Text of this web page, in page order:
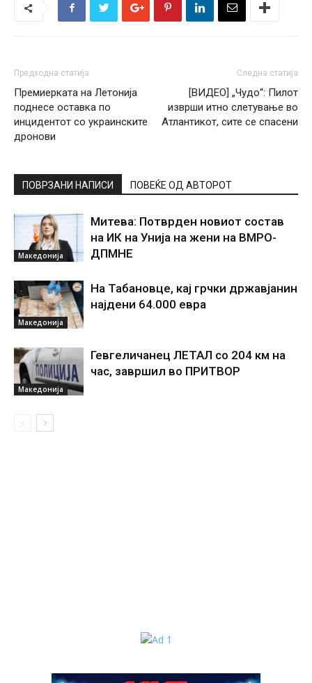
Предходна статија
Премиерката на Летонија
поднесе оставка по
инцидентот со украинските
дронови
Следна статија
[ВИДЕО] „Чудо“: Пилот
изврши итно слетување во
Атлантикот, сите се спасени
ПОВРЗАНИ НАПИСИ ПОВЕЌЕ ОД АВТОРОТ
Македонија
Митева: Потврден новиот состав
на ИК на Унија на жени на ВМРО-
ДПМНЕ
Македонија
На Табановце, кај грчки државјанин
најдени 64.000 евра
Македонија
Гевгеличанец ЛЕТАЛ со 204 км на
час, завршил во ПРИТВОР